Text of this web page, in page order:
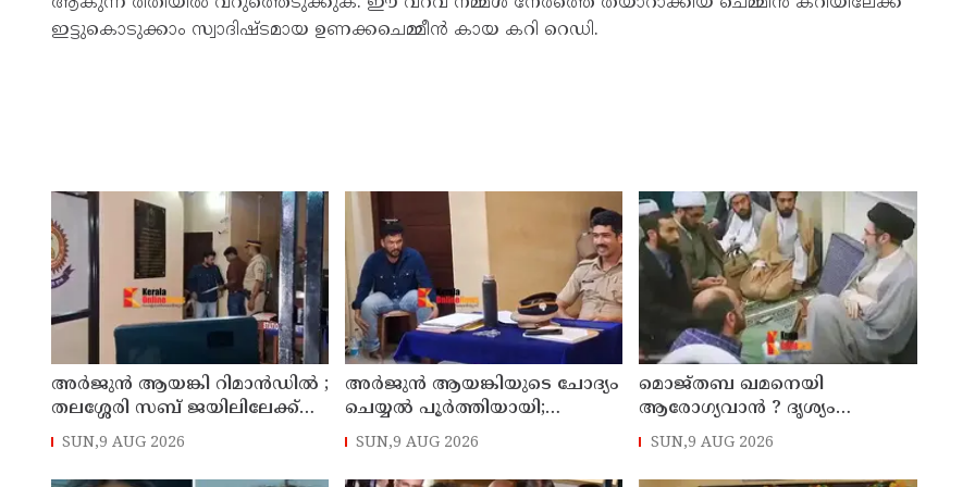
ഇട്ടുകൊടുക്കാം സ്വാദിഷ്ടമായ ഉണക്കചെമ്മീൻ കായ കറി റെഡി.
അര്‍ജുന്‍ ആയങ്കി റിമാന്‍ഡില്‍ ;
തലശ്ശേരി സബ് ജയിലിലേക്ക്
മാറ്റും
SUN,9 AUG 2026
അര്‍ജുന്‍ ആയങ്കിയുടെ ചോദ്യം
ചെയ്യല്‍ പൂര്‍ത്തിയായി;
കൂത്തുപറമ്പ് മജിസ്ട്രേറ്റിന്
SUN,9 AUG 2026
മൊജ്തബ ഖമനെയി
ആരോഗ്യവാന്‍ ? ദൃശ്യം
പുറത്തുവിട്ട് ഇറാന്‍ മാധ്യമം
SUN,9 AUG 2026